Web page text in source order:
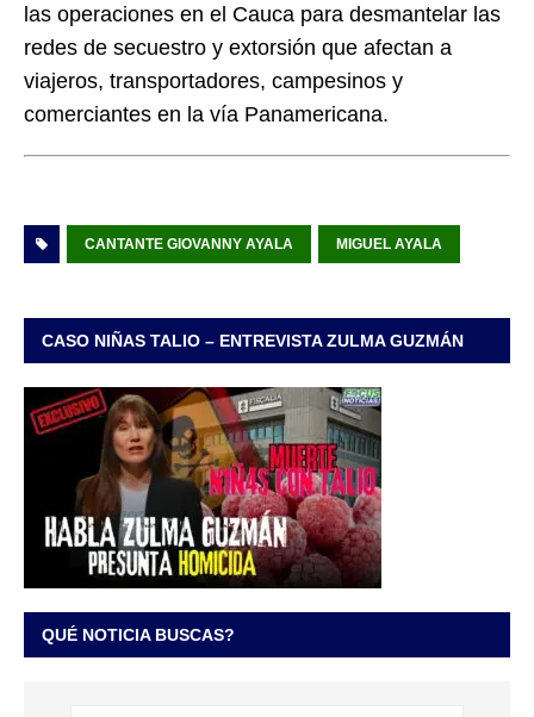
las operaciones en el Cauca para desmantelar las
redes de secuestro y extorsión que afectan a
viajeros, transportadores, campesinos y
comerciantes en la vía Panamericana.
CANTANTE GIOVANNY AYALA MIGUEL AYALA
CASO NIÑAS TALIO – ENTREVISTA ZULMA GUZMÁN
QUÉ NOTICIA BUSCAS?